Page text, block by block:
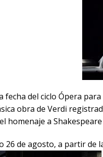
fecha del ciclo Ópera
obra de Verdi
homenaje a
26 de agosto, a partir de